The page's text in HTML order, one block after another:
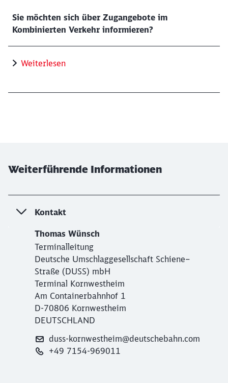
Sie möchten sich über Zugangebote im
Kombinierten Verkehr informieren?
Weiterlesen
Weiterführende Informationen
Kontakt
Thomas Wünsch
Terminalleitung
Deutsche Umschlaggesellschaft Schiene–
Straße (DUSS) mbH
Terminal Kornwestheim
Am Containerbahnhof 1
D-70806 Kornwestheim
DEUTSCHLAND
duss-kornwestheim@deutschebahn.com
+49 7154-969011